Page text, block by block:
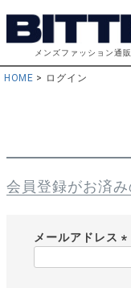
メンズファッション通
HOME ログイン
会員登録がお済
メールアドレス